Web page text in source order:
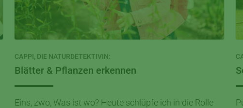
CAPPI, DIE NATURDETEKTIVIN:
Blätter & Pflanzen erkennen
Eins, zwo, Was ist wo? Heute schlüpfe ich in die Rolle